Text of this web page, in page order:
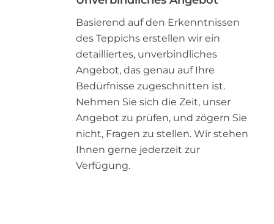
Basierend auf den Erkenntnissen
des Teppichs erstellen wir ein
detailliertes, unverbindliches
Angebot, das genau auf Ihre
Bedürfnisse zugeschnitten ist.
Nehmen Sie sich die Zeit, unser
Angebot zu prüfen, und zögern Sie
nicht, Fragen zu stellen. Wir stehen
Ihnen gerne jederzeit zur
Verfügung.